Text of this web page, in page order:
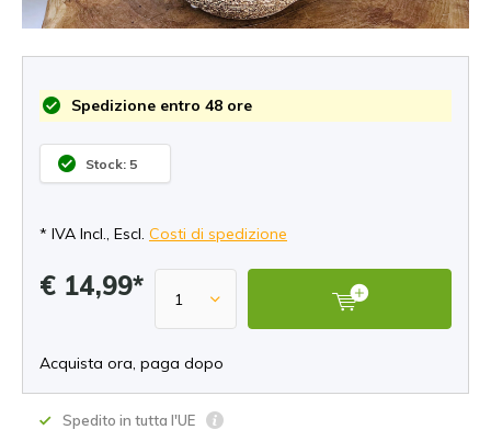
Spedizione entro 48 ore
Stock: 5
* IVA Incl., Escl. Costi di spedizione
€ 14,99*
Acquista ora, paga dopo
Spedito in tutta l'UE